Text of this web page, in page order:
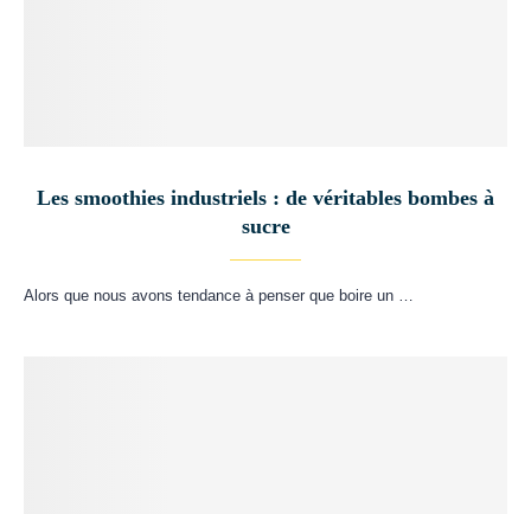
Les smoothies industriels : de véritables bombes à
sucre
Alors que nous avons tendance à penser que boire un …